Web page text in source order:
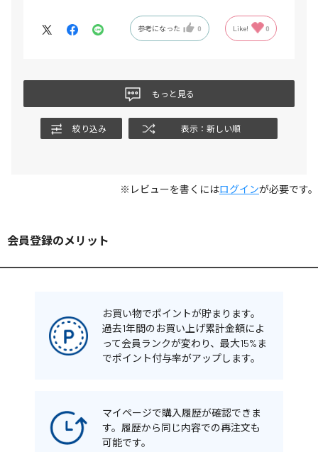
参考になった 0 Like! 0
もっと見る
絞り込み 表示：新しい順
※レビューを書くにはログインが必要です。
会員登録のメリット
お買い物でポイントが貯まります。
過去1年間のお買い上げ累計金額によ
って会員ランクが変わり、最大15%ま
でポイント付与率がアップします。
マイページで購入履歴が確認できま
す。履歴から同じ内容での再注文も
可能です。